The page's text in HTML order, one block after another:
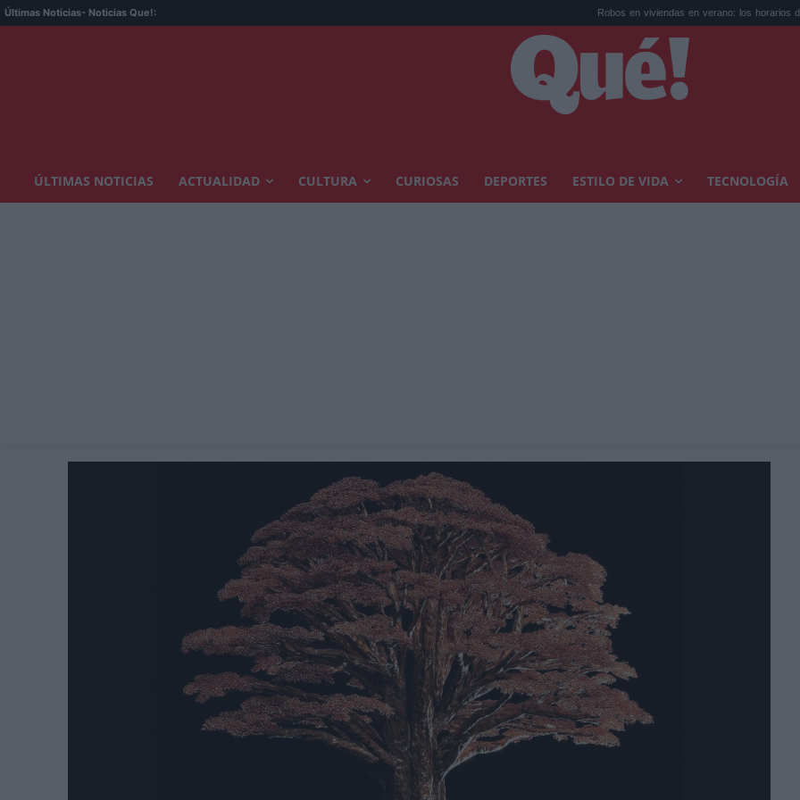
Últimas Noticias- Noticias Que!: Robos en viviendas en verano: los horarios de máxi...
ÚLTIMAS NOTICIAS ACTUALIDAD CULTURA CURIOSAS DEPORTES ESTILO DE VIDA TECNOLOGÍA